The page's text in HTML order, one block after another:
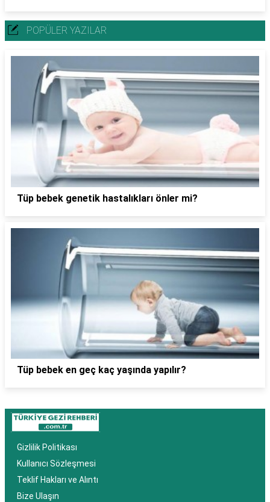
POPÜLER YAZILAR
Tüp bebek genetik hastalıkları önler mi?
Tüp bebek en geç kaç yaşında yapılır?
Gizlilik Politikası
Kullanıcı Sözleşmesi
Teklif Hakları ve Alıntı
Bize Ulaşın